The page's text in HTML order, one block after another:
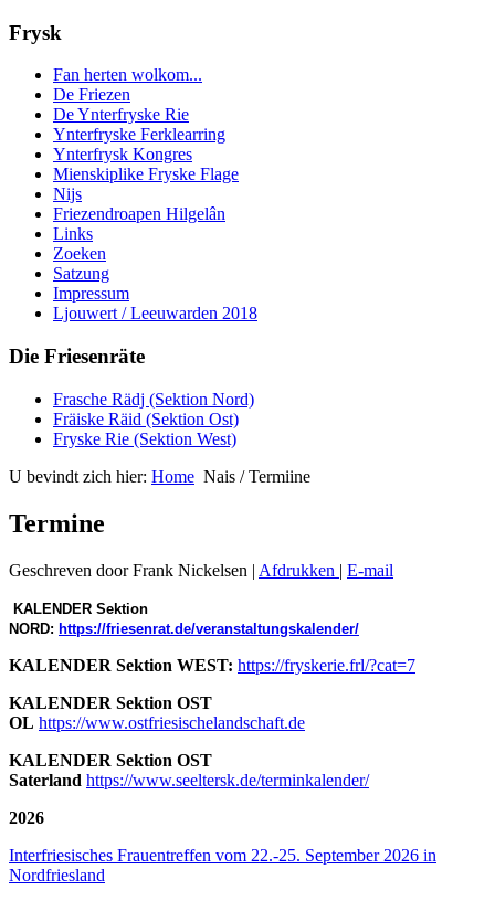
Frysk
Fan herten wolkom...
De Friezen
De Ynterfryske Rie
Ynterfryske Ferklearring
Ynterfrysk Kongres
Mienskiplike Fryske Flage
Nijs
Friezendroapen Hilgelân
Links
Zoeken
Satzung
Impressum
Ljouwert / Leeuwarden 2018
Die Friesenräte
Frasche Rädj (Sektion Nord)
Fräiske Räid (Sektion Ost)
Fryske Rie (Sektion West)
U bevindt zich hier: Home Nais / Termiine
Termine
Geschreven door Frank Nickelsen | Afdrukken | E-mail
KALENDER Sektion
NORD: https://friesenrat.de/veranstaltungskalender/
KALENDER Sektion WEST: https://fryskerie.frl/?cat=7
KALENDER Sektion OST
OL https://www.ostfriesischelandschaft.de
KALENDER Sektion OST
Saterland https://www.seeltersk.de/terminkalender/
2026
Interfriesisches Frauentreffen vom 22.-25. September 2026 in
Nordfriesland